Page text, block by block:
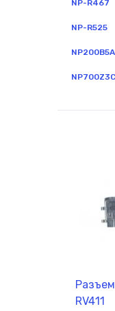
NP-R467
NP-R525
NP200B5A
NP700Z3C
RV411